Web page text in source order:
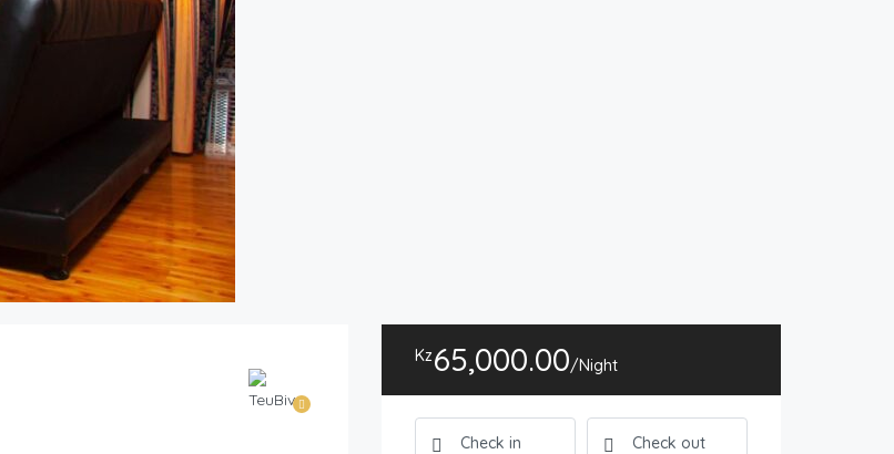
Kz65,000.00/Night